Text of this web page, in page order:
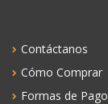
Contáctanos
Cómo Comprar
Formas de Pago